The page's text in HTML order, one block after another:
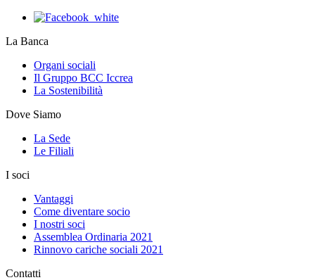
La Banca
Organi sociali
Il Gruppo BCC Iccrea
La Sostenibilità
Dove Siamo
La Sede
Le Filiali
I soci
Vantaggi
Come diventare socio
I nostri soci
Assemblea Ordinaria 2021
Rinnovo cariche sociali 2021
Contatti